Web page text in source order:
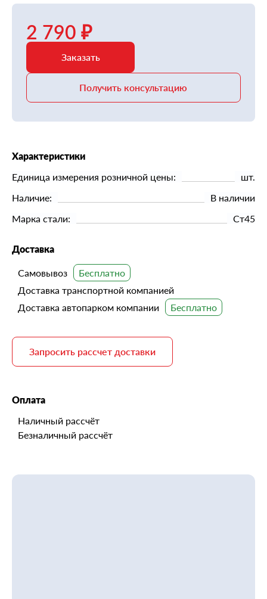
2 790 ₽
Заказать
Получить консультацию
Характеристики
Единица измерения розничной цены:
шт.
Наличие:
В наличии
Марка стали:
Ст45
Доставка
Самовывоз
Доставка транспортной компанией
Доставка автопарком компании
Запросить рассчет доставки
Оплата
Наличный рассчёт
Безналичный рассчёт